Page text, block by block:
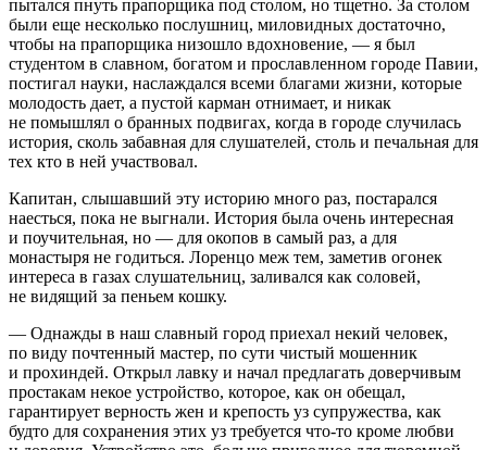
пытался пнуть прапорщика под столом, но тщетно. За столом
были еще несколько послушниц, миловидных достаточно,
чтобы на прапорщика низошло вдохновение, — я был
студентом в славном, богатом и прославленном городе Павии,
постигал науки, наслаждался всеми благами жизни, которые
молодость дает, а пустой карман отнимает, и никак
не помышлял о бранных подвигах, когда в городе случилась
история, сколь забавная для слушателей, столь и печальная для
тех кто в ней участвовал.
Капитан, слышавший эту историю много раз, постарался
наесться, пока не выгнали. История была очень интересная
и поучительная, но — для окопов в самый раз, а для
монастыря не годиться. Лоренцо меж тем, заметив огонек
интереса в газах слушательниц, заливался как соловей,
не видящий за пеньем кошку.
— Однажды в наш славный город приехал некий человек,
по виду почтенный мастер, по сути чистый мошенник
и прохиндей. Открыл лавку и начал предлагать доверчивым
простакам некое устройство, которое, как он обещал,
гарантирует верность жен и крепость уз супружества, как
будто для сохранения этих уз требуется что-то кроме любви